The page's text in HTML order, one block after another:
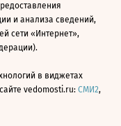
и анализа сведений,
сети «Интернет»,
в виджетах
vedomosti.ru: СМИ2,